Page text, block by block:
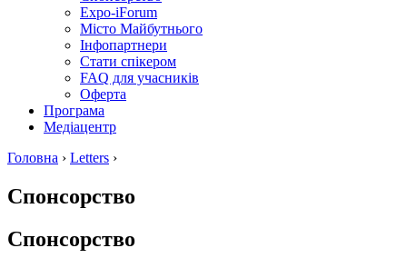
Expo-iForum
Місто Майбутнього
Інфопартнери
Стати спікером
FAQ для учасників
Оферта
Програма
Медіацентр
Головна › Letters ›
Спонсорство
Спонсорство